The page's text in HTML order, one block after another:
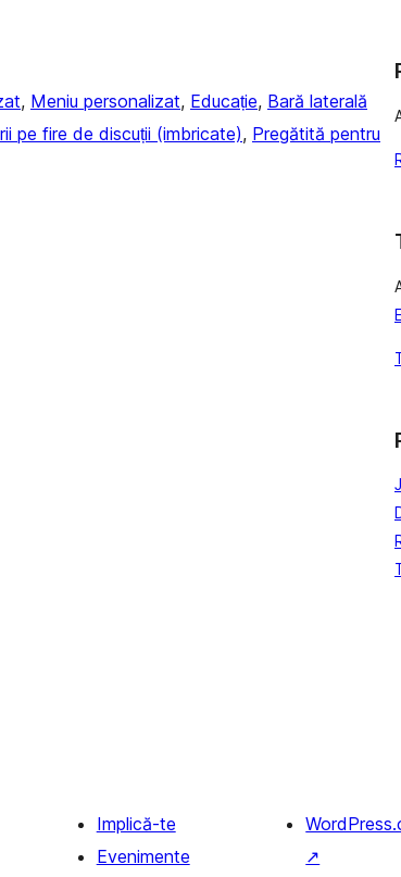
, Meniu personalizat, Educație, Bară laterală
pe fire de discuții (imbricate), Pregătită pentru
Implică-te
Evenimente
↗